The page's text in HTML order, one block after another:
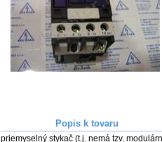
Popis k tovaru
priemyselný stykač (t.j. nemá tzv.